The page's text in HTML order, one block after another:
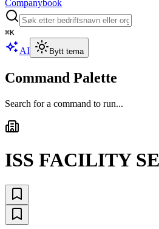
Companybook
⌘K
AI Bytt tema
Command Palette
Search for a command to run...
ISS FACILITY